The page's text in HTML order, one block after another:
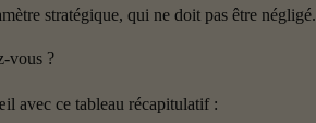
stratégique, qui ne doit pas être négligé.
vous ?
avec ce tableau récapitulatif :